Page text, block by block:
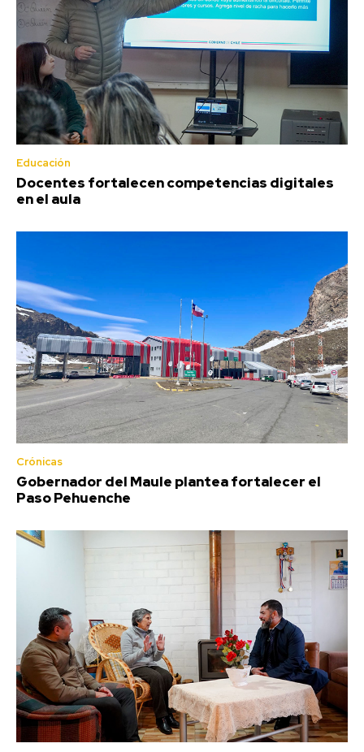
Educación
Docentes fortalecen competencias digitales
en el aula
Crónicas
Gobernador del Maule plantea fortalecer el
Paso Pehuenche